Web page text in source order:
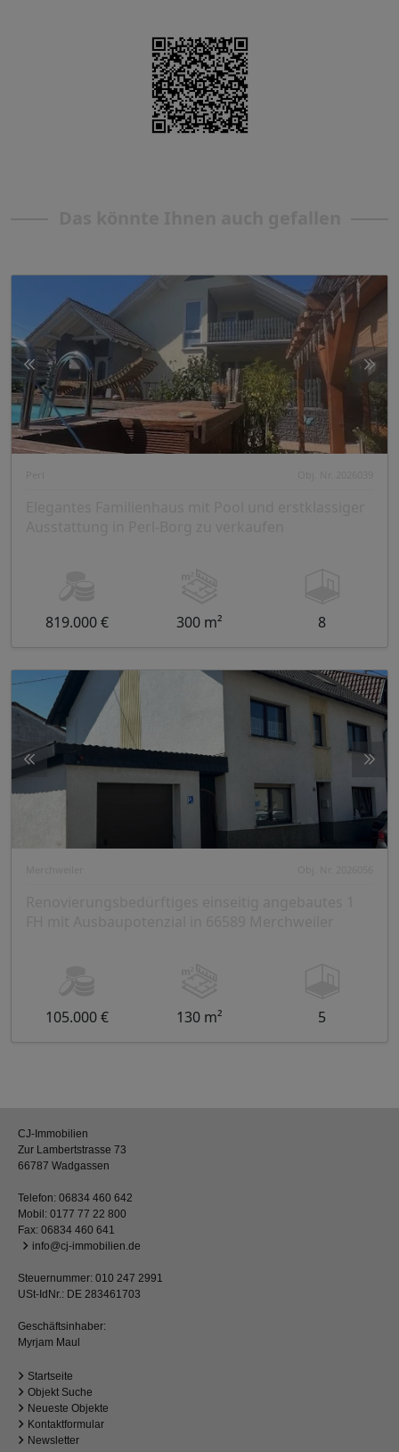
819.000 € 300 m² 8
105.000 € 130 m² 5
CJ-Immobilien
Zur Lambertstrasse 73
66787 Wadgassen
Telefon: 06834 460 642
Mobil: 0177 77 22 800
Fax: 06834 460 641
info@cj-immobilien.de
Steuernummer: 010 247 2991
USt-IdNr.: DE 283461703
Geschäftsinhaber:
Myrjam Maul
Startseite
Objekt Suche
Neueste Objekte
Kontaktformular
Newsletter